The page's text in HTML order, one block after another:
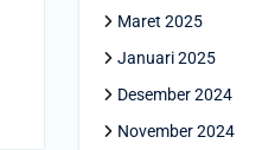
Maret 2025
Januari 2025
Desember 2024
November 2024